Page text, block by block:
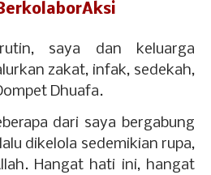
saya dan keluarga
zakat, infak, sedekah,
Dhuafa.
dari saya bergabung
dikelola sedemikian rupa,
Hangat hati ini, hangat